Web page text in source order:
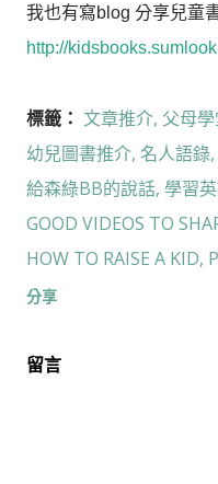
我也有寫blog 分享兒童
http://
標籤： 文章推介 父母
幼兒圖書推介 名人語錄
給森綠BB的說話 學習
GOOD VIDEOS TO
HOW TO RAISE A KID
分享
留言